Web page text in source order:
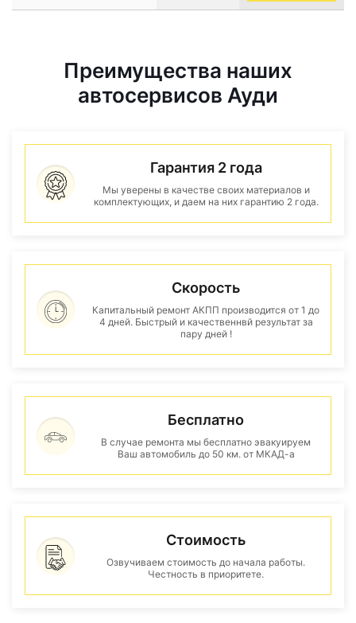
Преимущества наших
автосервисов Ауди
Гарантия 2 года
Мы уверены в качестве своих материалов и
комплектующих, и даем на них гарантию 2 года.
Скорость
Капитальный ремонт АКПП производится от 1 до
4 дней. Быстрый и качественнвй результат за
пару дней !
Бесплатно
В случае ремонта мы бесплатно эвакуируем
Ваш автомобиль до 50 км. от МКАД-а
Стоимость
Озвучиваем стоимость до начала работы.
Честность в приоритете.